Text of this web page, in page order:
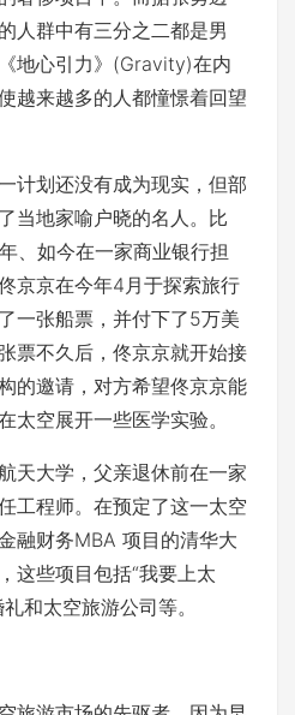
人群中有三分之二都是男
地心引力》(Gravity)在内
越来越多的人都憧憬着回望
计划还没有成为现实，但部
当地家喻户晓的名人。比
、如今在一家商业银行担
京京在今年4月于探索旅行
一张船票，并付下了5万美
票不久后，佟京京就开始接
的邀请，对方希望佟京京能
太空展开一些医学实验。
天大学，父亲退休前在一家
工程师。在预定了这一太空
融财务MBA 项目的清华大
这些项目包括“我要上太
和太空旅游公司等。